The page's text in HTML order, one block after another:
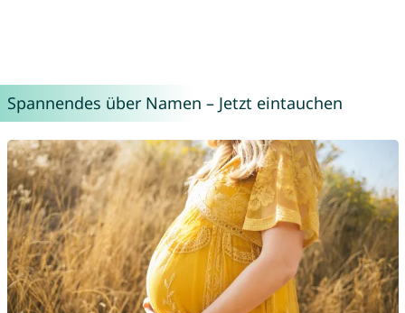
Spannendes über Namen – Jetzt eintauchen